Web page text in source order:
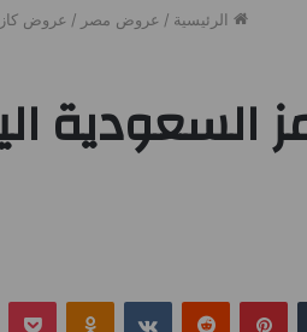
الرئيسية / عروض مصر / عروض
بينتيريست